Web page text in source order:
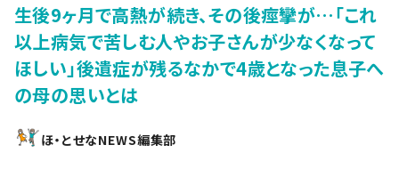
生後9ヶ月で高熱が続き、その後痙攣が…「これ
以上病気で苦しむ人やお子さんが少なくなって
ほしい」後遺症が残るなかで4歳となった息子へ
の母の思いとは
ほ・とせなNEWS編集部